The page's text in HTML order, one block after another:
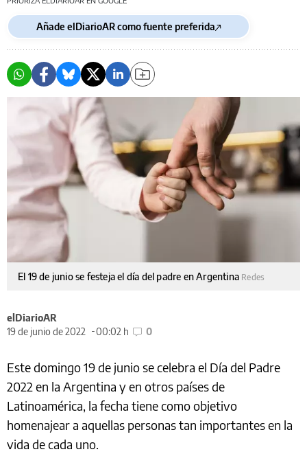
Añade elDiarioAR como fuente preferida
El 19 de junio se festeja el día del padre en Argentina Redes
elDiarioAR
19 de junio de 2022
00:02 h 0
Este domingo 19 de junio se celebra el Día del Padre
2022 en la Argentina y en otros países de
Latinoamérica, la fecha tiene como objetivo
homenajear a aquellas personas tan importantes en la
vida de cada uno.